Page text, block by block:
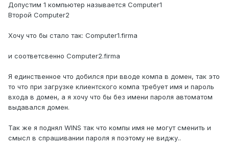
Допустим 1 компьютер называется Computer1
Второй Computer2
Хочу что бы стало так: Computer1.firma
и соответсвенно Computer2.firma
Я единственное что добился при вводе компа в домен, так это
то что при загрузке клиентского компа требует имя и пароль
входа в домен, а я хочу что бы без имени пароля автоматом
выдавался домен.
Так же я поднял WINS так что компы имя не могут сменить и
смысл в спрашивании пароля я поэтому не виджу..